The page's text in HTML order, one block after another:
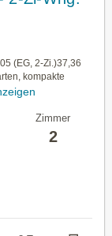
(EG, 2-Zi.)37,36
kompakte
Zimmer
2